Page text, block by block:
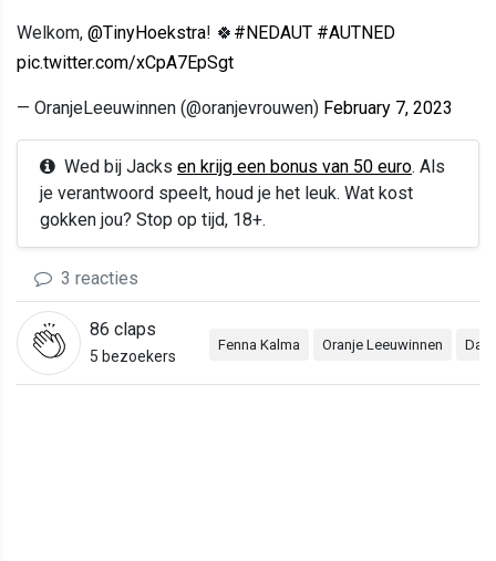
Welkom, @TinyHoekstra! 🍀 #NEDAUT #AUTNED
pic.twitter.com/xCpA7EpSgt
— OranjeLeeuwinnen (@oranjevrouwen) February 7, 2023
Wed bij Jacks en krijg een bonus van 50 euro. Als
je verantwoord speelt, houd je het leuk. Wat kost
gokken jou? Stop op tijd, 18+.
3 reacties
86 claps
5 bezoekers
Fenna Kalma Oranje Leeuwinnen